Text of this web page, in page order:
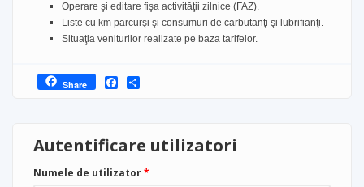
Operare şi editare fişa activităţii zilnice (FAZ).
Liste cu km parcurşi şi consumuri de carbutanţi şi lubrifianţi.
Situaţia veniturilor realizate pe baza tarifelor.
Share Facebook
Autentificare utilizatori
Numele de utilizator*